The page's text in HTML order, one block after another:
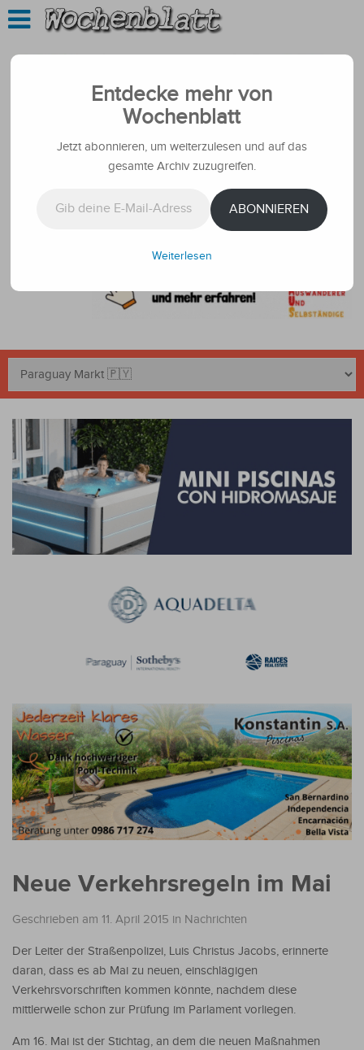
Neue Verkehrsregeln im Mai
Geschrieben am 11. April 2015 in Nachrichten
Der Leiter der Straßenpolizei, Luis Christus Jacobs, erinnerte
daran, dass es ab Mai zu neuen, einschlägigen
Verkehrsvorschriften kommen könnte, nachdem diese
mittlerweile schon zur Prüfung im Parlament vorliegen.
Am 16. Mai ist der Stichtag, an dem die neuen Maßnahmen
Entdecke mehr von
Wochenblatt
Jetzt abonnieren, um weiterzulesen und auf das
gesamte Archiv zuzugreifen.
ABONNIEREN
Weiterlesen